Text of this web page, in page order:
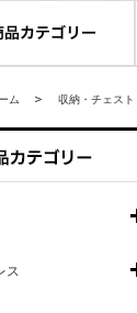
ム 収納・チェスト
ス